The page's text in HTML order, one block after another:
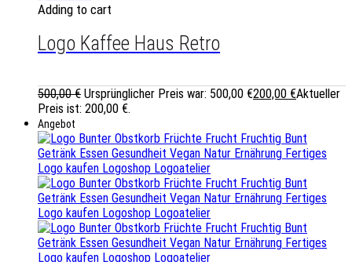
Adding to cart
Logo Kaffee Haus Retro
500,00€ Ursprünglicher Preis war: 500,00 €200,00 €Aktueller
Preis ist: 200,00 €.
Angebot